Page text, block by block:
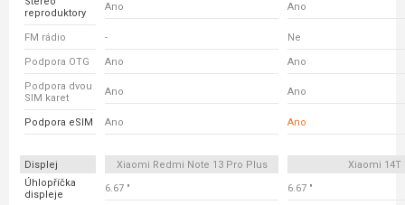
reproduktory
Ano Ano
FM rádio - Ne
Podpora OTG Ano Ano
Podpora dvou
SIM karet
Ano Ano
Podpora eSIM Ano Ano
Displej Xiaomi Redmi Note 13 Pro Plus
Xiaomi 14T
Úhlopříčka
displeje
6.67 " 6.67 "